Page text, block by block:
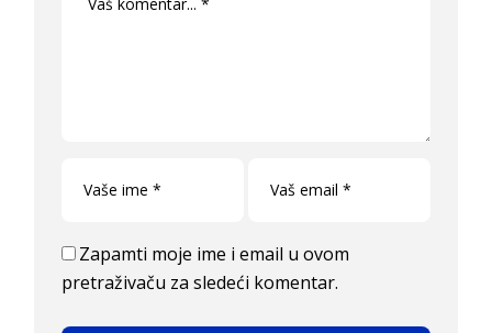
Zapamti moje ime i email u ovom
pretraživaču za sledeći komentar.